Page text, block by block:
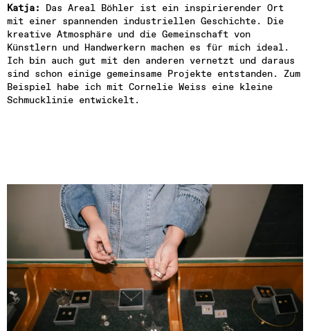
Katja: Das Areal Böhler ist ein inspirierender Ort
mit einer spannenden industriellen Geschichte. Die
kreative Atmosphäre und die Gemeinschaft von
Künstlern und Handwerkern machen es für mich ideal.
Ich bin auch gut mit den anderen vernetzt und daraus
sind schon einige gemeinsame Projekte entstanden. Zum
Beispiel habe ich mit Cornelie Weiss eine kleine
Schmucklinie entwickelt.